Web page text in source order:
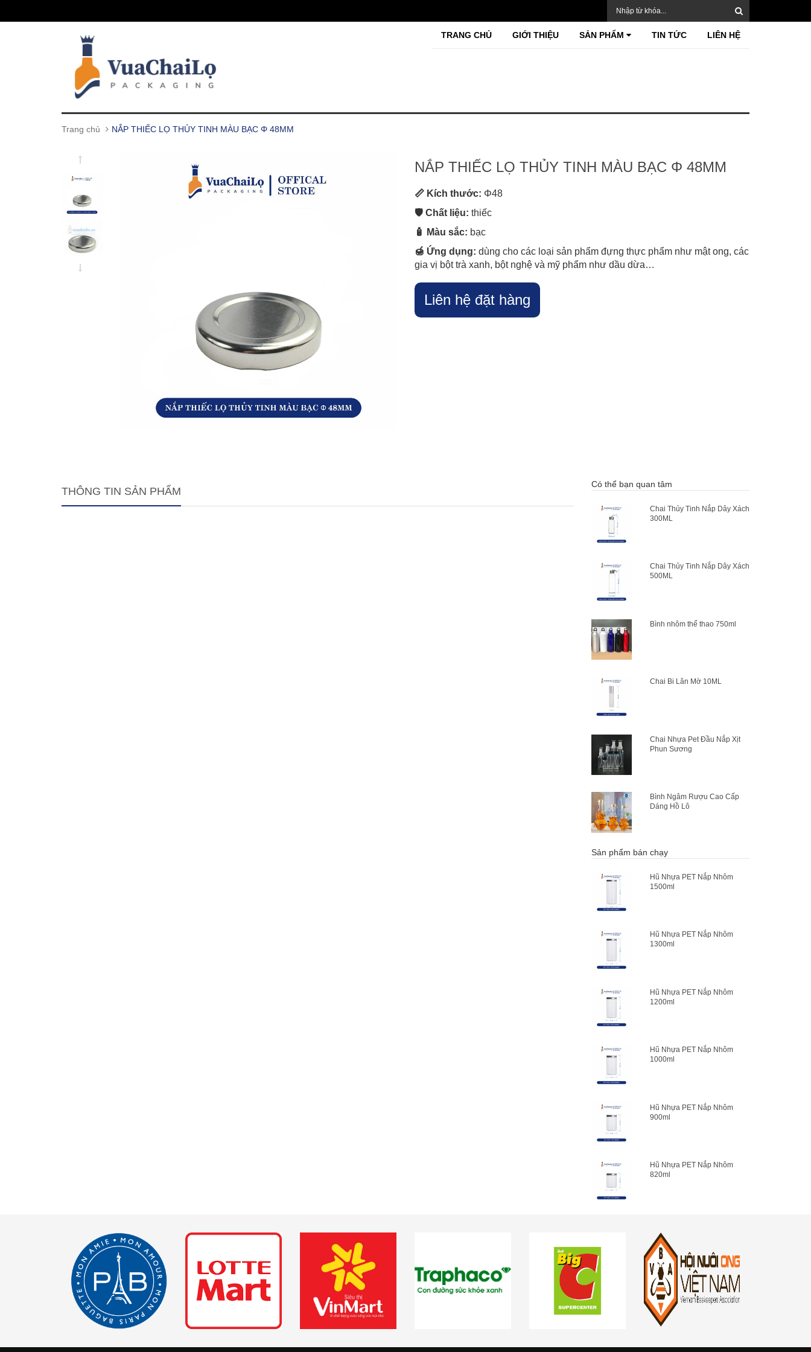
TRANG CHỦ GIỚI THIỆU SẢN PHẨM TIN TỨC LIÊN HỆ
Trang chủ NẮP THIẾC LỌ THỦY TINH MÀU BẠC Φ 48MM
NẮP THIẾC LỌ THỦY TINH MÀU BẠC Φ 48MM
📏 Kích thước: Φ48
🛡️ Chất liệu: thiếc
🧴 Màu sắc: bạc
🍯 Ứng dụng: dùng cho các loại sản phẩm đựng thực phẩm như mật ong, các
gia vị bột trà xanh, bột nghệ và mỹ phẩm như dầu dừa…
Liên hệ đặt hàng
THÔNG TIN SẢN PHẨM
Có thể bạn quan tâm
Chai Thủy Tinh Nắp Dây Xách
300ML
Chai Thủy Tinh Nắp Dây Xách
500ML
Bình nhôm thể thao 750ml
Chai Bi Lăn Mờ 10ML
Chai Nhựa Pet Đầu Nắp Xịt
Phun Sương
Bình Ngâm Rượu Cao Cấp
Dáng Hồ Lô
Sản phẩm bán chạy
Hũ Nhựa PET Nắp Nhôm
1500ml
Hũ Nhựa PET Nắp Nhôm
1300ml
Hũ Nhựa PET Nắp Nhôm
1200ml
Hũ Nhựa PET Nắp Nhôm
1000ml
Hũ Nhựa PET Nắp Nhôm
900ml
Hũ Nhựa PET Nắp Nhôm
820ml